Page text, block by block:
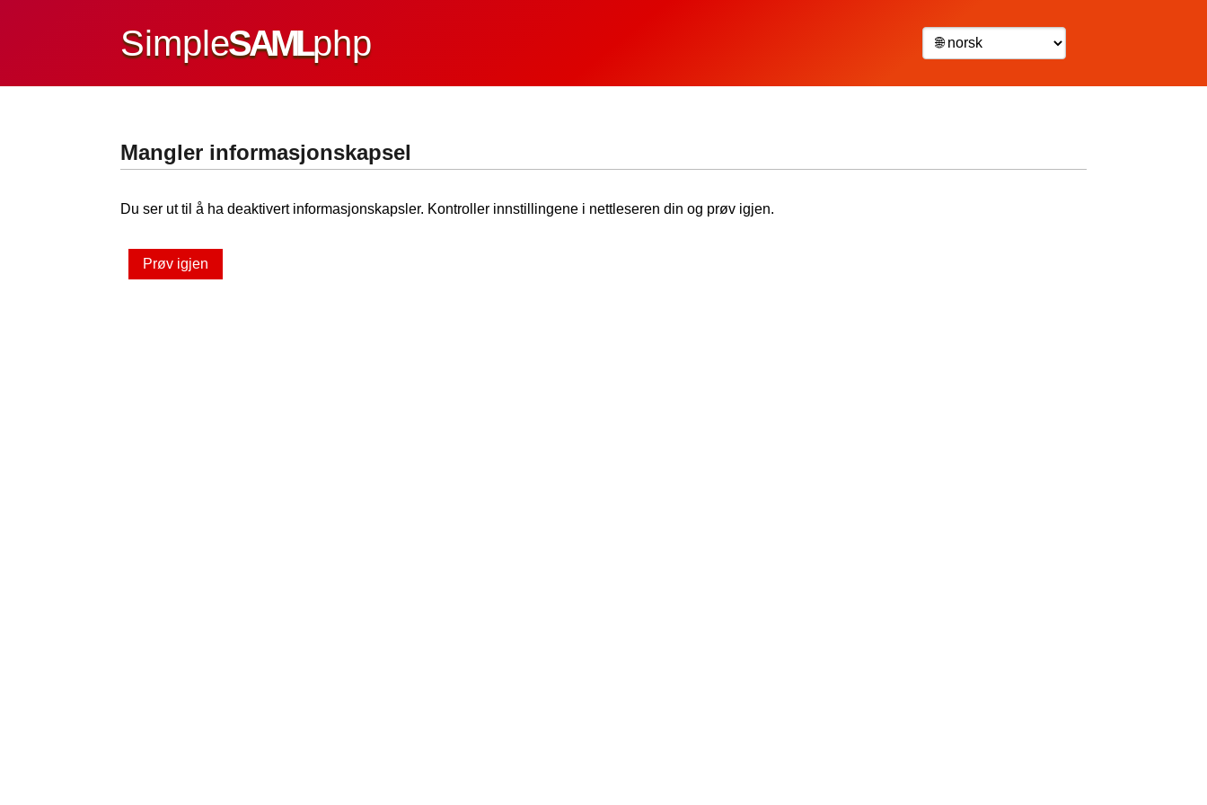
SimpleSAMLphp
Mangler informasjonskapsel
Du ser ut til å ha deaktivert informasjonskapsler. Kontroller innstillingene i nettleseren din og prøv igjen.
Prøv igjen